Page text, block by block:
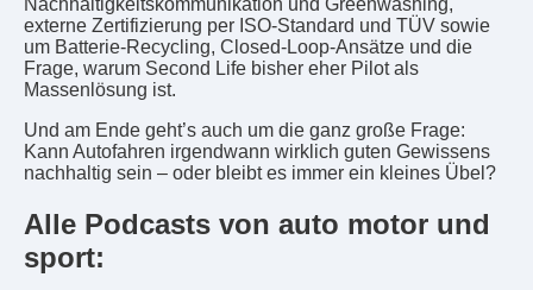
Nachhaltigkeitskommunikation und Greenwashing,
externe Zertifizierung per ISO-Standard und TÜV sowie
um Batterie-Recycling, Closed-Loop-Ansätze und die
Frage, warum Second Life bisher eher Pilot als
Massenlösung ist.
Und am Ende geht’s auch um die ganz große Frage:
Kann Autofahren irgendwann wirklich guten Gewissens
nachhaltig sein – oder bleibt es immer ein kleines Übel?
Alle Podcasts von auto motor und
sport: